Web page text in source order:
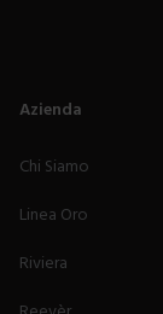
Azienda
Chi Siamo
Linea Oro
Riviera